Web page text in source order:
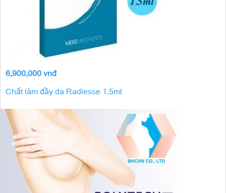
6,900,000 vnđ
Chất làm đầy da Radiesse 1.5ml